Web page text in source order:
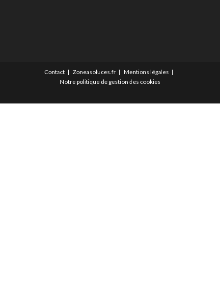
Contact Zoneasoluces.fr
Mentions légales
Notre politique de gestion des cookies